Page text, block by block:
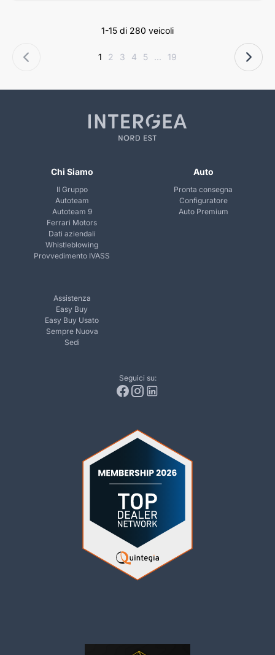
1-15 di 280 veicoli
1 2 3 4 5 ... 19
Chi Siamo
Il Gruppo
Autoteam
Autoteam 9
Ferrari Motors
Dati aziendali
Whistleblowing
Provvedimento IVASS
Auto
Pronta consegna
Configuratore
Auto Premium
Assistenza
Easy Buy
Easy Buy Usato
Sempre Nuova
Sedi
Seguici su: